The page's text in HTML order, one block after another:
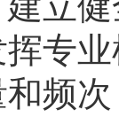
专
频